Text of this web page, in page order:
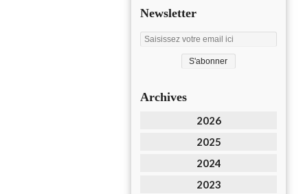
Newsletter
Archives
2026
2025
2024
2023